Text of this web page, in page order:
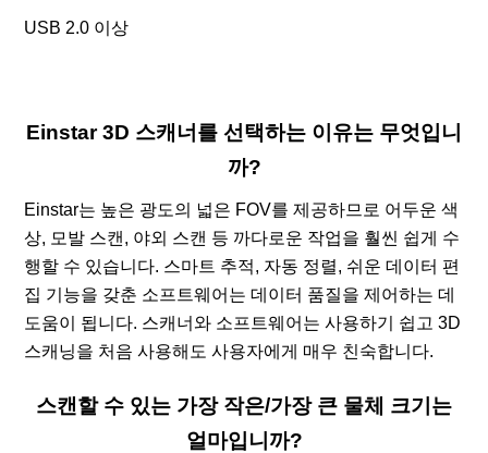
USB 2.0 이상
Einstar 3D 스캐너를 선택하는 이유는 무엇입니
까?
Einstar는 높은 광도의 넓은 FOV를 제공하므로 어두운 색
상, 모발 스캔, 야외 스캔 등 까다로운 작업을 훨씬 쉽게 수
행할 수 있습니다. 스마트 추적, 자동 정렬, 쉬운 데이터 편
집 기능을 갖춘 소프트웨어는 데이터 품질을 제어하는 ​​데
도움이 됩니다. 스캐너와 소프트웨어는 사용하기 쉽고 3D
스캐닝을 처음 사용해도 사용자에게 매우 친숙합니다.
스캔할 수 있는 가장 작은/가장 큰 물체 크기는
얼마입니까?